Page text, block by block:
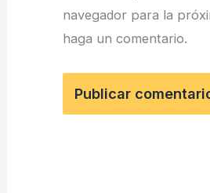
navegador para la
haga un comentario.